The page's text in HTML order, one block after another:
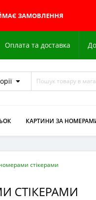
ЗАМОВЛЕННЯ
Оплата та доставка
КАРТИНИ ЗА
стікерами
СТІКЕРАМИ